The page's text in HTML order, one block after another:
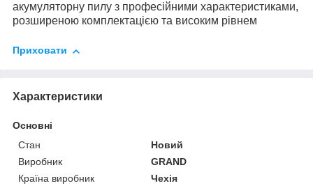
акумуляторну пилу з професійними характеристиками,
розширеною комплектацією та високим рівнем
Приховати
Характеристики
Основні
Стан
Новий
Виробник
GRAND
Країна виробник
Чехія